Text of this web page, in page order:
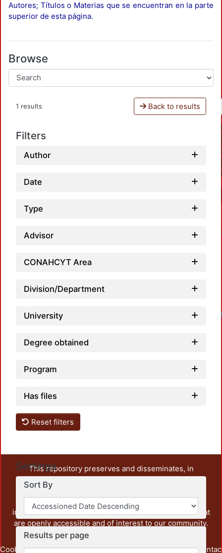
Autores; Títulos o Materias que se encuentran en la parte
superior de esta página.
Browse
1 results Back to results
Filters
Author
Date
Type
Advisor
CONAHCYT Area
Division/Department
University
Degree obtained
Program
Has files
Reset filters
Settings
Sort By
Results per page
This repository preserves and disseminates, in
unrestricted open access, the teaching and research
output of UAM Azcapotzalco. It also includes some
administrative and graphic documents from the
institution, as well as content from other institutions that
are openly accessible and of interest to our community.
Cookie Privacy End User Send